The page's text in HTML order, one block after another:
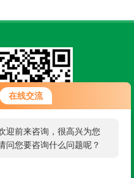
在线交流
迎前来咨询，很高兴为您
问您要咨询什么问题呢？